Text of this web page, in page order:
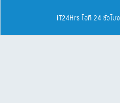
iT24Hrs ไอที 24 ชั่วโมง